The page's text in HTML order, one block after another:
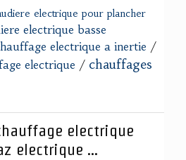
electrique pour plancher
electrique basse
electrique a inertie /
electrique / chauffages
electrique
electrique ...